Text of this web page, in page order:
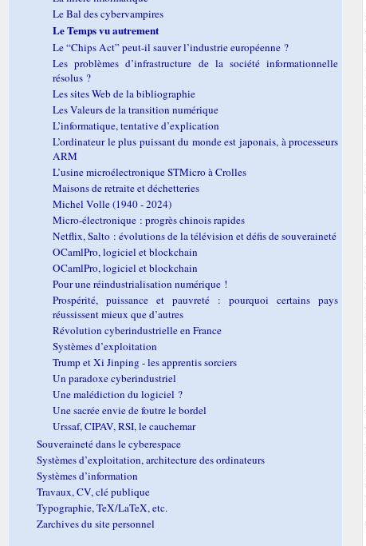
Le Bal des cybervampires
Le Temps vu autrement
Le “Chips Act” peut-il sauver l’industrie européenne ?
Les problèmes d’infrastructure de la société informationnelle
résolus ?
Les sites Web de la bibliographie
Les Valeurs de la transition numérique
L’informatique, tentative d’explication
L’ordinateur le plus puissant du monde est japonais, à processeurs
ARM
L’usine microélectronique STMicro à Crolles
Maisons de retraite et déchetteries
Michel Volle (1940 - 2024)
Micro-électronique : progrès chinois rapides
Netflix, Salto : évolutions de la télévision et défis de souveraineté
OCamlPro, logiciel et blockchain
OCamlPro, logiciel et blockchain
Pour une réindustrialisation numérique !
Prospérité, puissance et pauvreté : pourquoi certains pays
réussissent mieux que d’autres
Révolution cyberindustrielle en France
Systèmes d’exploitation
Trump et Xi Jinping - les apprentis sorciers
Un paradoxe cyberindustriel
Une malédiction du logiciel ?
Une sacrée envie de foutre le bordel
Urssaf, CIPAV, RSI, le cauchemar
Souveraineté dans le cyberespace
Systèmes d’exploitation, architecture des ordinateurs
Systèmes d’information
Travaux, CV, clé publique
Typographie, TeX/LaTeX, etc.
Zarchives du site personnel